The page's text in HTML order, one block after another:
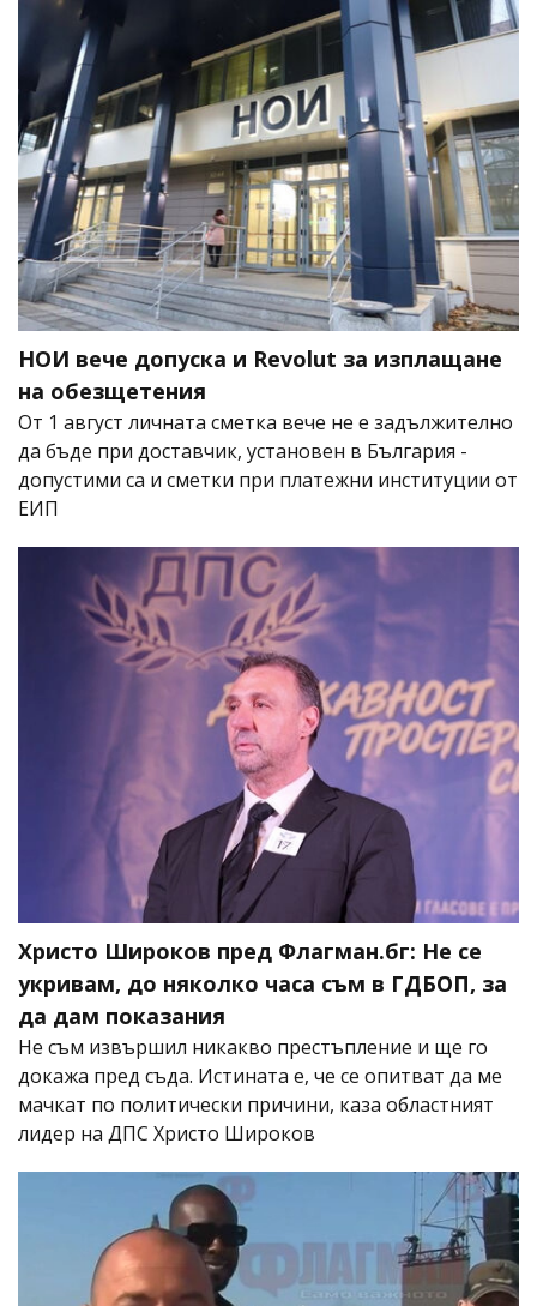
НОИ вече допуска и Revolut за изплащане
на обезщетения
От 1 август личната сметка вече не е задължително
да бъде при доставчик, установен в България -
допустими са и сметки при платежни институции от
ЕИП
Христо Широков пред Флагман.бг: Не се
укривам, до няколко часа съм в ГДБОП, за
да дам показания
Не съм извършил никакво престъпление и ще го
докажа пред съда. Истината е, че се опитват да ме
мачкат по политически причини, каза областният
лидер на ДПС Христо Широков